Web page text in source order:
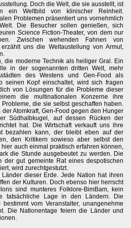
Doch die Welt, die sie ausstellt, ist
ein Weltbild von klinischer Reinheit.
Problemen präsentiert uns vornehmlich
Die Besucher sollen genießen, sich
Science Fiction-Theater, von dem nur
Zwischen wehenden Fahnen von
uns die Weltaustellung von Armut,
die moderne Technik als heiliger Gral. Ein
in der sogenannten dritten Welt, mehr
des Westens und Gen-Food als
seinen Kopf einschaltet, wird sich fragen
von Lösungen für die Probleme dieser
die multinationalen Konzerne ihre
die sie selbst geschaffen haben.
Atomkraft, Gen-Food gegen den Hunger
Südhalbkugel, auf dessen Rücken der
hat. Die Wirtschaft verkauft uns ihre
bezahlen kann, der bleibt eben auf der
den Kritikern sowieso aber selbst den
auch einmal praktisch erfahren können,
die Stunde ausgebeutet zu werden. Die
der gut gemeinte Rat eines despotischen
wird zurechtgestutzt.
dieser Erde. Jede Nation hat ihren
der Kulturen. Doch ebenso hier herrscht
sind munteres Folklore-BimBam, kein
tatsächliche Lage in den Ländern. Die
vom Veranstalter, unangenehme
Die Nationentage feiern die Länder und